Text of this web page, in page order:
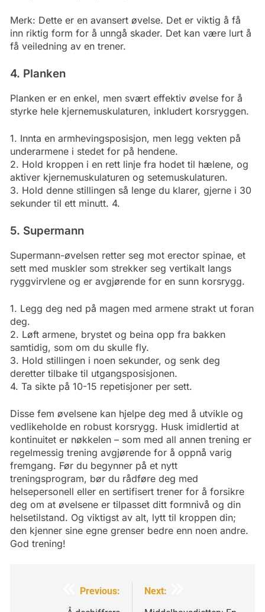
Merk: Dette er en avansert øvelse. Det er viktig å få
inn riktig form for å unngå skader. Det kan være lurt å
få veiledning av en trener.
4. Planken
Planken er en enkel, men svært effektiv øvelse for å
styrke hele kjernemuskulaturen, inkludert korsryggen.
1. Innta en armhevingsposisjon, men legg vekten på
underarmene i stedet for på hendene.
2. Hold kroppen i en rett linje fra hodet til hælene, og
aktiver kjernemuskulaturen og setemuskulaturen.
3. Hold denne stillingen så lenge du klarer, gjerne i 30
sekunder til ett minutt. 4.
5. Supermann
Supermann-øvelsen retter seg mot erector spinae, et
sett med muskler som strekker seg vertikalt langs
ryggvirvlene og er avgjørende for en sunn korsrygg.
1. Legg deg ned på magen med armene strakt ut foran
deg.
2. Løft armene, brystet og beina opp fra bakken
samtidig, som om du skulle fly.
3. Hold stillingen i noen sekunder, og senk deg
deretter tilbake til utgangsposisjonen.
4. Ta sikte på 10-15 repetisjoner per sett.
Disse fem øvelsene kan hjelpe deg med å utvikle og
vedlikeholde en robust korsrygg. Husk imidlertid at
kontinuitet er nøkkelen – som med all annen trening er
regelmessig trening avgjørende for å oppnå varig
fremgang. Før du begynner på et nytt
treningsprogram, bør du rådføre deg med
helsepersonell eller en sertifisert trener for å forsikre
deg om at øvelsene er tilpasset ditt formnivå og din
helsetilstand. Og viktigst av alt, lytt til kroppen din;
den kjenner sine egne grenser bedre enn noen andre.
God trening!
Innleggsnavigering
Previous:
Next: